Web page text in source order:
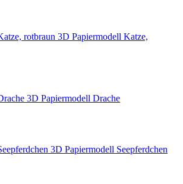
3D Papiermodell Katze,
3D Papiermodell Drache
3D Papiermodell Seepferdchen